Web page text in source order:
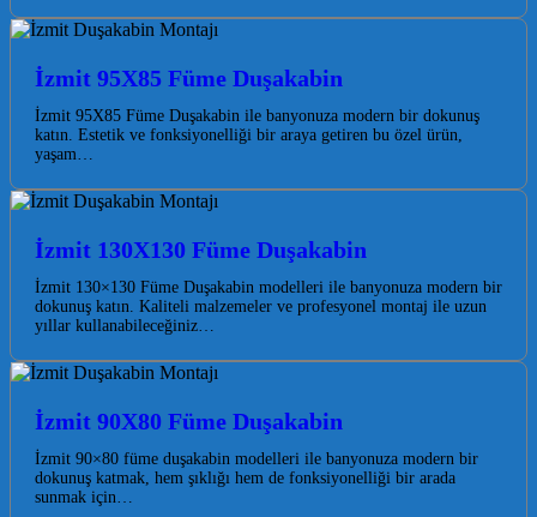
İzmit 95X85 Füme Duşakabin
İzmit 95X85 Füme Duşakabin ile banyonuza modern bir dokunuş
katın. Estetik ve fonksiyonelliği bir araya getiren bu özel ürün,
yaşam…
İzmit 130X130 Füme Duşakabin
İzmit 130×130 Füme Duşakabin modelleri ile banyonuza modern bir
dokunuş katın. Kaliteli malzemeler ve profesyonel montaj ile uzun
yıllar kullanabileceğiniz…
İzmit 90X80 Füme Duşakabin
İzmit 90×80 füme duşakabin modelleri ile banyonuza modern bir
dokunuş katmak, hem şıklığı hem de fonksiyonelliği bir arada
sunmak için…